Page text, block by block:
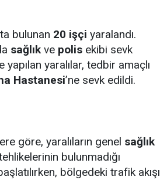
bulunan 20 işçi yaralandı.
sağlıkve polis ekibi sevk
yaralılar, tedbir amaçlı
Hastanesi’ne sevk edildi.
göre, yaralıların genel sağlık
bulunmadığı
bölgedeki trafik akışı